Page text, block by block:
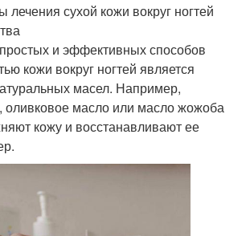
сухой кожи вокруг ногтей
и эффективных способов
кожи вокруг ногтей является
масел. Например,
оливковое масло или масло жожоба
кожу и восстанавливают ее